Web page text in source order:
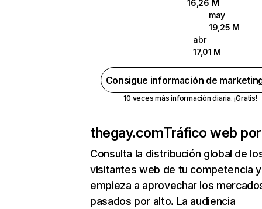
16,26 M
may
19,25 M
abr
17,01 M
Consigue información de
10 veces más información diaria. ¡Gratis!
thegay.comTráfico web
Consulta la distribución global de
visitantes web de tu competencia y
empieza a aprovechar los
pasados por alto. La audiencia